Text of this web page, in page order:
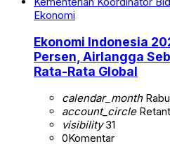
Ekonomi
Ekonomi Indonesia
Persen, Airlangga
Rata-Rata Global
calendar_month
account_circle
visibility31
0Komentar